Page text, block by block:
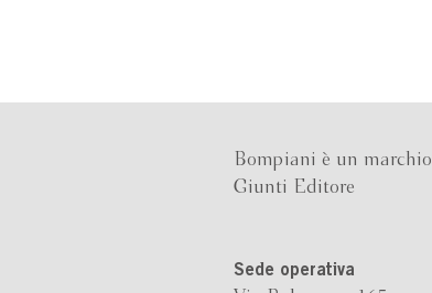
Bompiani è un marchio
Giunti Editore
Sede operativa